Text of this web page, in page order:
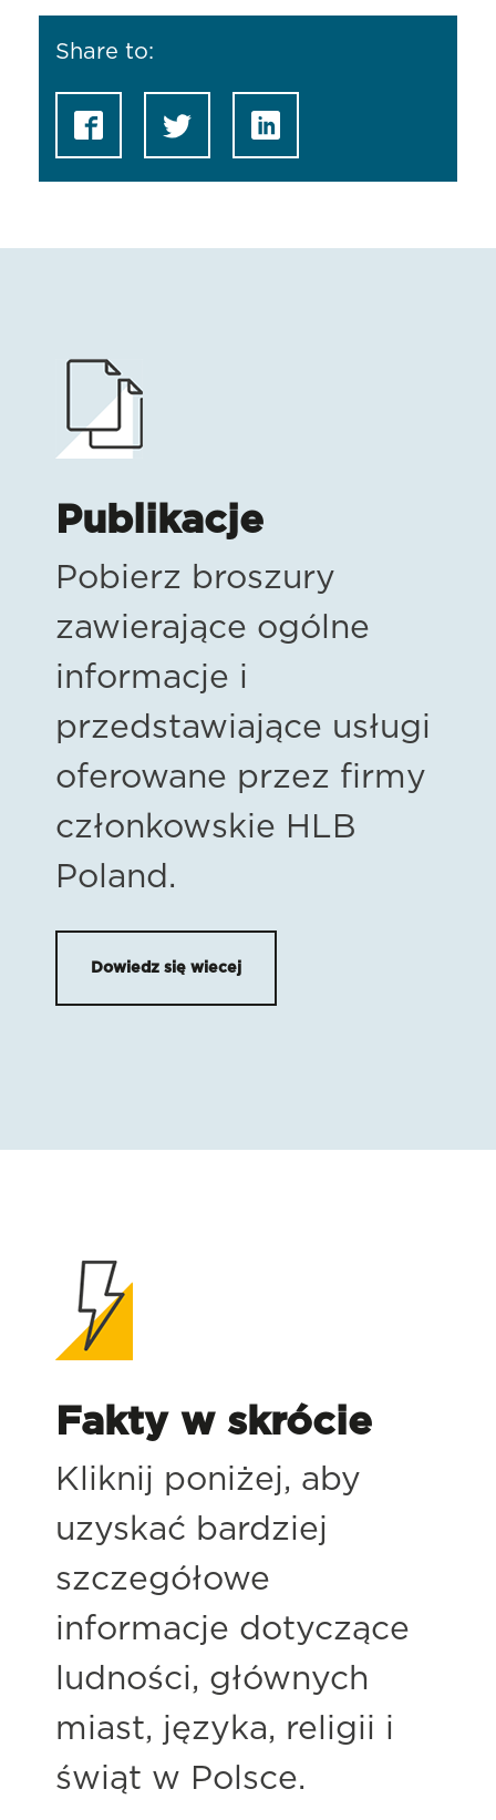
Share to:
Publikacje
Pobierz broszury
zawierające ogólne
informacje i
przedstawiające usługi
oferowane przez firmy
członkowskie HLB
Poland.
Dowiedz się wiecej
Fakty w skrócie
Kliknij poniżej, aby
uzyskać bardziej
szczegółowe
informacje dotyczące
ludności, głównych
miast, języka, religii i
świąt w Polsce.